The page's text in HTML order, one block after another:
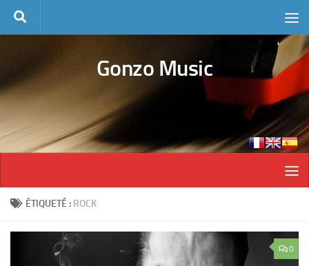
Skip to content
Gonzo Music
ÉTIQUETÉ : ROCK
0